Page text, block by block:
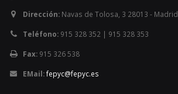
Dirección: Navas de Tolosa, 3 28013 - Madrid
Teléfono: 915 328 352 | 915 328 353
Fax: 915 326 538
EMail:fepyc@fepyc.es